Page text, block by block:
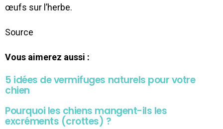
œufs sur l’herbe.
Source
Vous aimerez aussi :
5 idées de vermifuges naturels pour votre
chien
Pourquoi les chiens mangent-ils les
excréments (crottes) ?